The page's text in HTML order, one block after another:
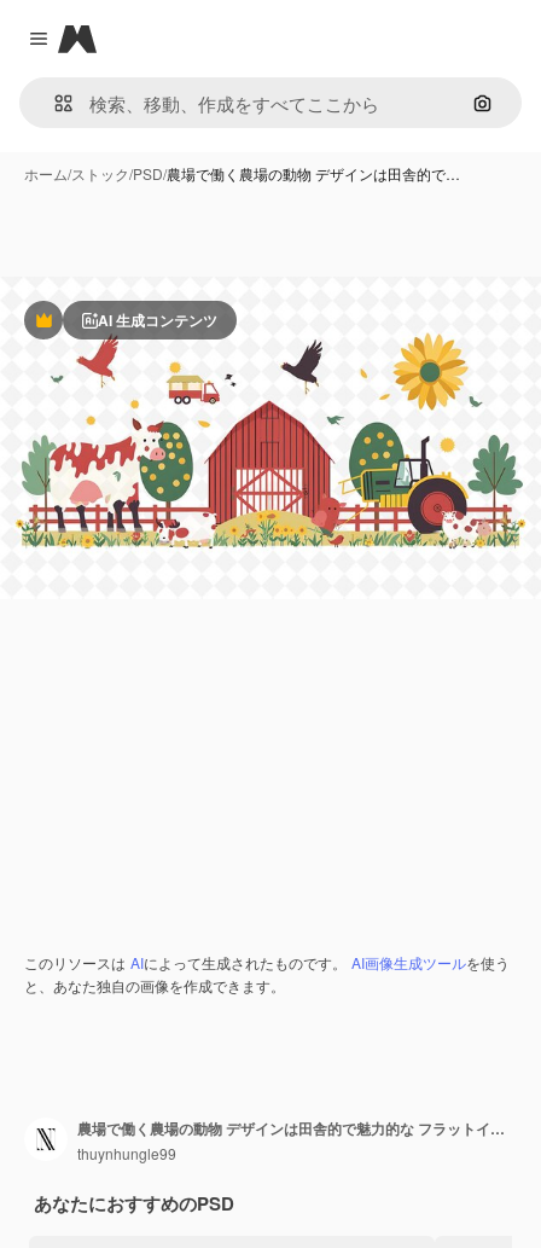
Close menu
Magnific
画像で
ホーム/ストック/PSD/農場で働く農場の動物 デザインは田舎的で…
PremiumAI 生成コンテンツ
このリソースは AIによって生成されたものです。 AI画像生成ツールを使う
と、あなた独自の画像を作成できます。
農場で働く農場の動物 デザインは田舎的で魅力的な フラットイラスト フェスティバルのテーマアート
thuynhungle99
あなたにおすすめのPSD